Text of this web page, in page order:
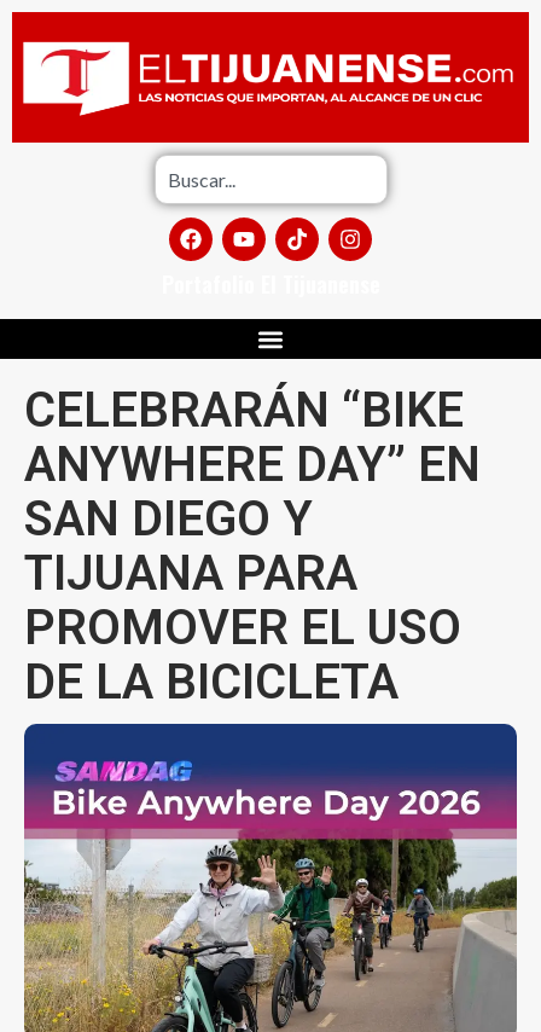
CELEBRARÁN “BIKE
ANYWHERE DAY” EN
SAN DIEGO Y
TIJUANA PARA
PROMOVER EL USO
DE LA BICICLETA